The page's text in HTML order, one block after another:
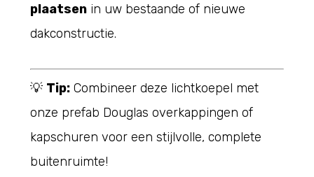
plaatsen in uw bestaande of nieuwe
dakconstructie.
💡 Tip: Combineer deze lichtkoepel met
onze prefab Douglas overkappingen of
kapschuren voor een stijlvolle, complete
buitenruimte!